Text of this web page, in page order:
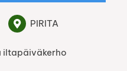
PIRITA
iltapäiväkerho